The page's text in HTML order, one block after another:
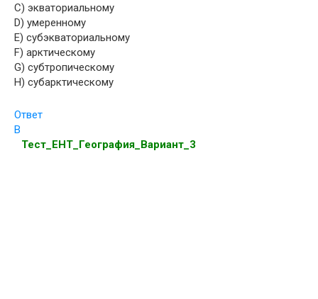
C) экваториальному
D) умеренному
E) субэкваториальному
F) арктическому
G) субтропическому
H) субарктическому
Ответ
B
Тест_ЕНТ_География_Вариант_3